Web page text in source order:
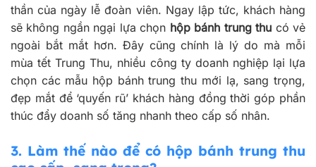
thần của ngày lễ đoàn viên. Ngay lập tức, khách hàng
sẽ không ngần ngại lựa chọn hộp bánh trung thu có vẻ
ngoài bắt mắt hơn. Đây cũng chính là lý do mà mỗi
mùa tết Trung Thu, nhiều công ty doanh nghiệp lại lựa
chọn các mẫu hộp bánh trung thu mới lạ, sang trọng,
đẹp mắt để ‘quyến rũ’ khách hàng đồng thời góp phần
thúc đẩy doanh số tăng nhanh theo cấp số nhân.
3. Làm thế nào để có hộp bánh trung thu